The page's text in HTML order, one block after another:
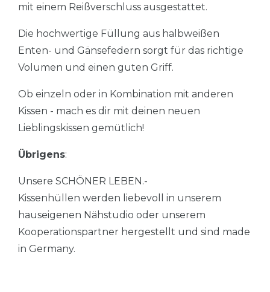
mit einem Reißverschluss ausgestattet.
Die hochwertige Füllung aus halbweißen
Enten- und Gänsefedern sorgt für das richtige
Volumen und einen guten Griff.
Ob einzeln oder in Kombination mit anderen
Kissen - mach es dir mit deinen neuen
Lieblingskissen gemütlich!
Übrigens:
Unsere SCHÖNER LEBEN.-
Kissenhüllen werden liebevoll in unserem
hauseigenen Nähstudio oder unserem
Kooperationspartner hergestellt und sind made
in Germany.